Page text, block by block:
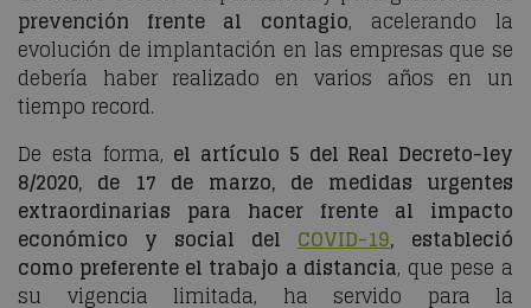
prevención frente al contagio, acelerando la
evolución de implantación en las empresas que se
debería haber realizado en varios años en un
tiempo record.
De esta forma, el artículo 5 del Real Decreto-ley
8/2020, de 17 de marzo, de medidas urgentes
extraordinarias para hacer frente al impacto
económico y social del COVID-19, estableció
como preferente el trabajo a distancia, que pese a
su vigencia limitada, ha servido para la